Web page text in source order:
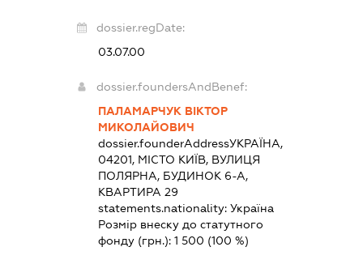
dossier.regDate:
03.07.00
dossier.foundersAndBenef:
ПАЛАМАРЧУК ВІКТОР
МИКОЛАЙОВИЧ
dossier.founderAddressУКРАЇНА,
04201, МІСТО КИЇВ, ВУЛИЦЯ
ПОЛЯРНА, БУДИНОК 6-А,
КВАРТИРА 29
statements.nationality: Україна
Розмір внеску до статутного
фонду (грн.): 1 500 (100 %)